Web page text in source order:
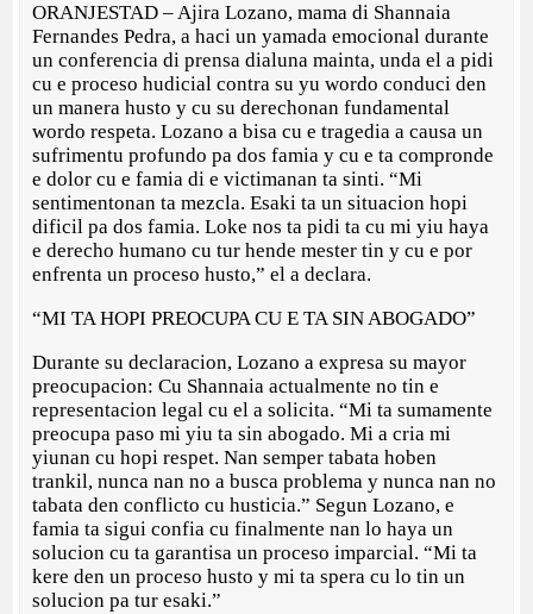
ORANJESTAD – Ajira Lozano, mama di Shannaia
Fernandes Pedra, a haci un yamada emocional durante
un conferencia di prensa dialuna mainta, unda el a pidi
cu e proceso hudicial contra su yu wordo conduci den
un manera husto y cu su derechonan fundamental
wordo respeta. Lozano a bisa cu e tragedia a causa un
sufrimentu profundo pa dos famia y cu e ta compronde
e dolor cu e famia di e victimanan ta sinti. “Mi
sentimentonan ta mezcla. Esaki ta un situacion hopi
dificil pa dos famia. Loke nos ta pidi ta cu mi yiu haya
e derecho humano cu tur hende mester tin y cu e por
enfrenta un proceso husto,” el a declara.
“MI TA HOPI PREOCUPA CU E TA SIN ABOGADO”
Durante su declaracion, Lozano a expresa su mayor
preocupacion: Cu Shannaia actualmente no tin e
representacion legal cu el a solicita. “Mi ta sumamente
preocupa paso mi yiu ta sin abogado. Mi a cria mi
yiunan cu hopi respet. Nan semper tabata hoben
trankil, nunca nan no a busca problema y nunca nan no
tabata den conflicto cu husticia.” Segun Lozano, e
famia ta sigui confia cu finalmente nan lo haya un
solucion cu ta garantisa un proceso imparcial. “Mi ta
kere den un proceso husto y mi ta spera cu lo tin un
solucion pa tur esaki.”